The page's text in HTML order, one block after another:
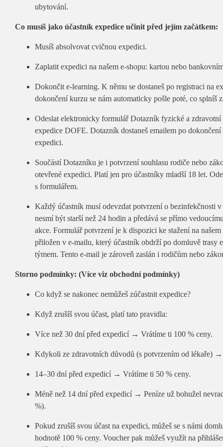
ubytování.
Co musíš jako účastník expedice učinit před jejím začátkem:
Musíš absolvovat cvičnou expedici.
Zaplatit expedici na našem e-shopu: kartou nebo
Dokončit e-learning. K němu se dostaneš po registraci na
dokončení kurzu se nám automaticky pošle poté, co splníš
Odeslat elektronicky formulář Dotazník fyzické a zdravotní
expedice DOFE. Dotazník dostaneš emailem po
expedici.
Součástí Dotazníku je i potvrzení souhlasu rodiče nebo
otevřené expedici. Platí jen pro účastníky mladší 18 let.
s formulářem.
Každý účastník musí odevzdat potvrzení o bezinfekčnosti
nesmí být starší než 24 hodin a předává se přímo
akce. Formulář potvrzení je k dispozici ke stažení na
přiložen v e-mailu, který účastník obdrží po domluvě trasy
týmem. Tento e-mail je zároveň zaslán i rodičům nebo
Storno podmínky: (Více viz obchodní podmínky)
Co když se nakonec nemůžeš zúčastnit expedice?
Když zrušíš svou účast, platí tato pravidla:
Více než 30 dní před expedicí → Vrátíme ti 100 % ceny.
Kdykoli ze zdravotních důvodů (s potvrzením od lékaře)
14–30 dní před expedicí → Vrátíme ti 50 % ceny.
Méně než 14 dní před expedicí → Peníze už bohužel
%).
Pokud zrušíš svou účast na expedici, můžeš se s námi
hodnotě 100 % ceny. Voucher pak můžeš využít na